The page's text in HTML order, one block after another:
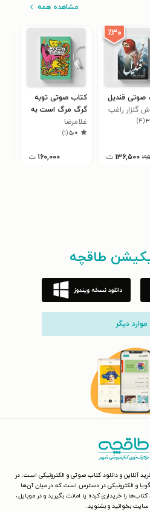
مشاهده همه
٪۳۰
صوتی قندیل
گلزار راغب
(۴)
۱۳۶,۵۰۰ ت
کتاب صوتی توبه
گرگ مرگ است به
جز اسب و مار و
مرغ!
غلامرضا
حیدری‌ابهری
۵٫۰(۱)
۱۶۰,۰۰۰ ت
طاقچه
موارد دیگر
آنلاین و دانلود کتاب صوتی و الکترونیکی است. در
و الکترونیکی در دسترس است که در میان آن‌ها
را خریداری کرده یا امانت بگیرید و در موبایل،
سایت بخوانید و بشنوید.